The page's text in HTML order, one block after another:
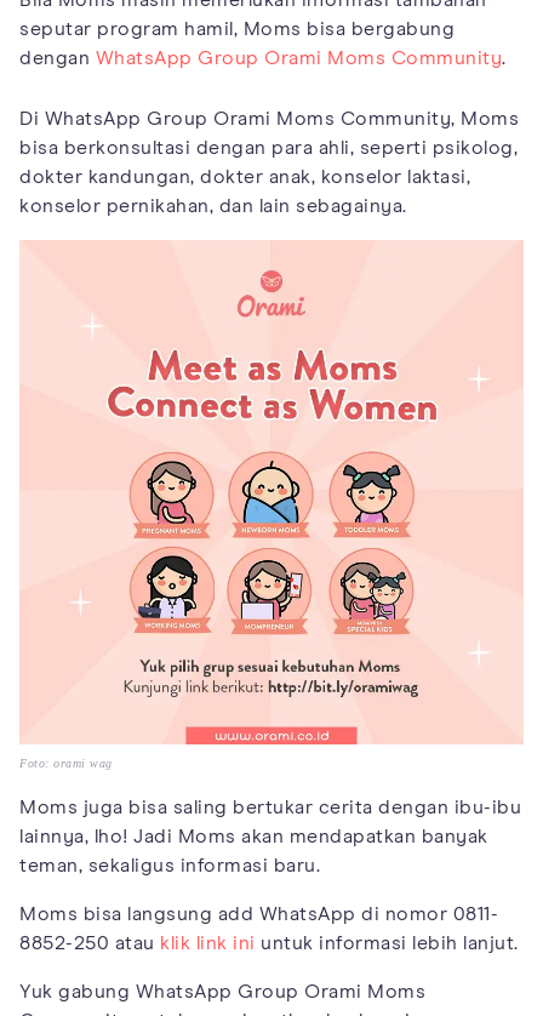
seputar program hamil, Moms bisa bergabung
dengan WhatsApp Group Orami Moms Community.
Di WhatsApp Group Orami Moms Community, Moms
bisa berkonsultasi dengan para ahli, seperti psikolog,
dokter kandungan, dokter anak, konselor laktasi,
konselor pernikahan, dan lain sebagainya.
Foto: orami wag
Moms juga bisa saling bertukar cerita dengan ibu-ibu
lainnya, lho! Jadi Moms akan mendapatkan banyak
teman, sekaligus informasi baru.
Moms bisa langsung add WhatsApp di nomor 0811-
8852-250 atau klik link ini untuk informasi lebih lanjut.
Yuk gabung WhatsApp Group Orami Moms